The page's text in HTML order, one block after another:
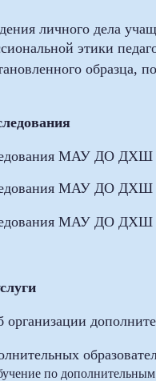
личного дела
этики
образца,
МАУ ДО ДХШ
МАУ ДО
МАУ ДО
по дополнительным